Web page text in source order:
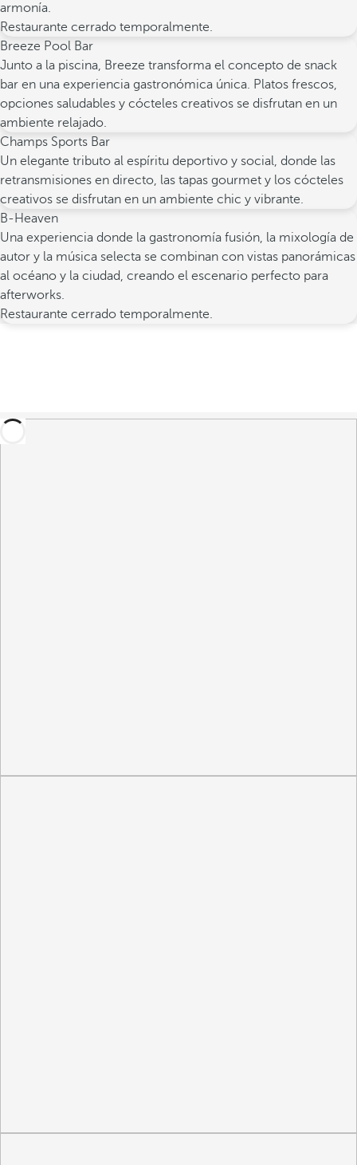
armonía.
Restaurante cerrado temporalmente.
Breeze Pool Bar
Junto a la piscina, Breeze transforma el concepto de snack
bar en una experiencia gastronómica única. Platos frescos,
opciones saludables y cócteles creativos se disfrutan en un
ambiente relajado.
Champs Sports Bar
Un elegante tributo al espíritu deportivo y social, donde las
retransmisiones en directo, las tapas gourmet y los cócteles
creativos se disfrutan en un ambiente chic y vibrante.
B-Heaven
Una experiencia donde la gastronomía fusión, la mixología de
autor y la música selecta se combinan con vistas panorámicas
al océano y la ciudad, creando el escenario perfecto para
afterworks.
Restaurante cerrado temporalmente.